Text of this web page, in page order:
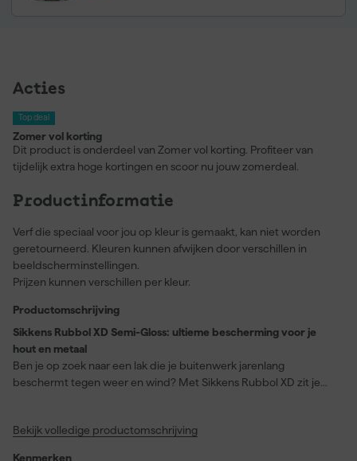
Acties
Top deal
Zomer vol korting
Dit product is onderdeel van Zomer vol korting. Profiteer van
tijdelijk extra hoge kortingen en scoor nu jouw zomerdeal.
Productinformatie
Verf die speciaal voor jou op kleur is gemaakt, kan niet worden
geretourneerd. Kleuren kunnen afwijken door verschillen in
beeldscherminstellingen.
Prijzen kunnen verschillen per kleur.
Productomschrijving
Sikkens Rubbol XD Semi-Gloss: ultieme bescherming voor je
hout en metaal
Ben je op zoek naar een lak die je buitenwerk jarenlang
beschermt tegen weer en wind? Met Sikkens Rubbol XD zit je
kunststoffen. Doordat het is verbeterd met een gepatenteerde
Bekijk volledige productomschrijving
Kenmerken